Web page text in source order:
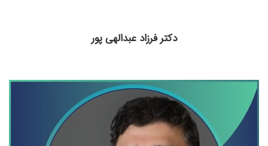
دکتر فرزاد عبدالهی پور